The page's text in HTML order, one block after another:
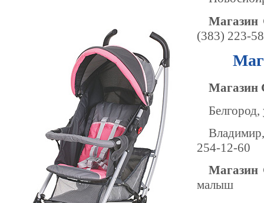
Магазин
(383) 223-
Магазин
254-12-60
Магазин
малыш